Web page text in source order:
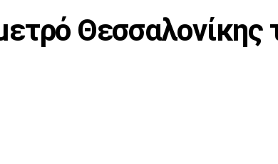
Θεσσαλονίκης